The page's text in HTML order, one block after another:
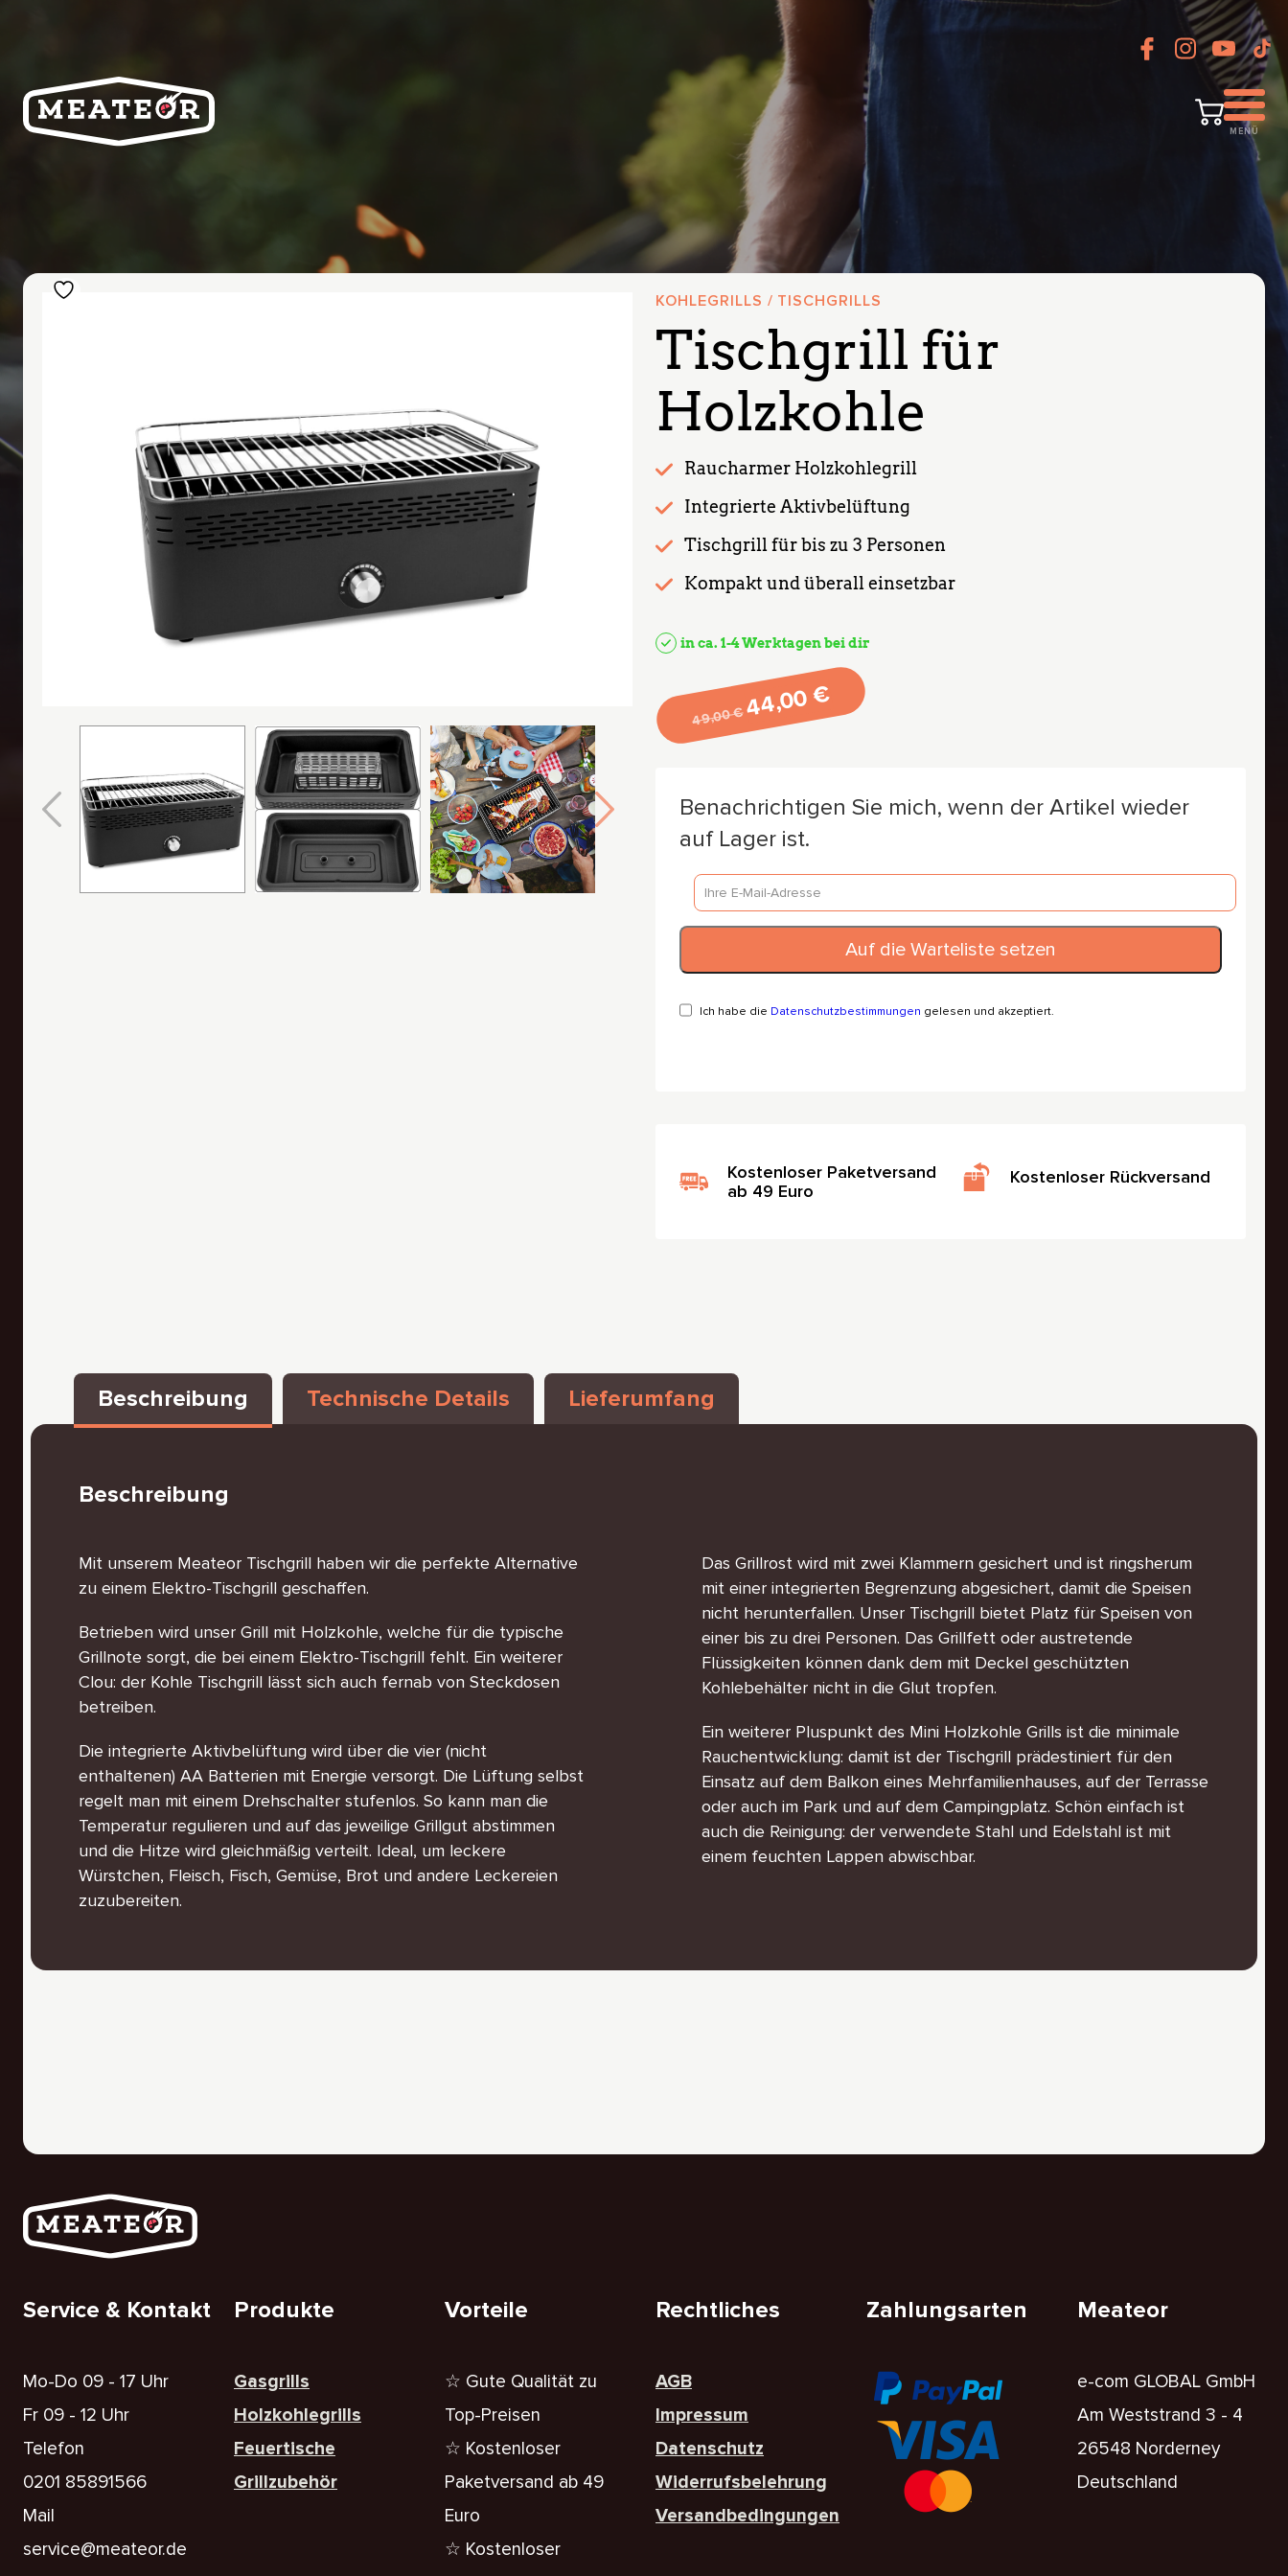
MENÜ
KOHLEGRILLS / TISCHGRILLS
Tischgrill für
Holzkohle
Raucharmer Holzkohlegrill
Integrierte Aktivbelüftung
Tischgrill für bis zu 3 Personen
Kompakt und überall einsetzbar
in ca. 1-4 Werktagen bei dir
49,00€ Ursprünglicher Preis war: 49,00 €
44,00€
Aktueller Preis ist: 44,00 €.
Benachrichtigen Sie mich, wenn der Artikel wieder
auf Lager ist.
Ich habe die Datenschutzbestimmungen gelesen und akzeptiert.
Kostenloser Paketversand
ab 49 Euro
Kostenloser Rückversand
Beschreibung Technische Details Lieferumfang
Beschreibung
Mit unserem Meateor Tischgrill haben wir die perfekte Alternative
zu einem Elektro-Tischgrill geschaffen.
Betrieben wird unser Grill mit Holzkohle, welche für die typische
Grillnote sorgt, die bei einem Elektro-Tischgrill fehlt. Ein weiterer
Clou: der Kohle Tischgrill lässt sich auch fernab von Steckdosen
betreiben.
Die integrierte Aktivbelüftung wird über die vier (nicht
enthaltenen) AA Batterien mit Energie versorgt. Die Lüftung selbst
regelt man mit einem Drehschalter stufenlos. So kann man die
Temperatur regulieren und auf das jeweilige Grillgut abstimmen
und die Hitze wird gleichmäßig verteilt. Ideal, um leckere
Würstchen, Fleisch, Fisch, Gemüse, Brot und andere Leckereien
zuzubereiten.
Das Grillrost wird mit zwei Klammern gesichert und ist ringsherum
mit einer integrierten Begrenzung abgesichert, damit die Speisen
nicht herunterfallen. Unser Tischgrill bietet Platz für Speisen von
einer bis zu drei Personen. Das Grillfett oder austretende
Flüssigkeiten können dank dem mit Deckel geschützten
Kohlebehälter nicht in die Glut tropfen.
Ein weiterer Pluspunkt des Mini Holzkohle Grills ist die minimale
Rauchentwicklung: damit ist der Tischgrill prädestiniert für den
Einsatz auf dem Balkon eines Mehrfamilienhauses, auf der Terrasse
oder auch im Park und auf dem Campingplatz. Schön einfach ist
auch die Reinigung: der verwendete Stahl und Edelstahl ist mit
einem feuchten Lappen abwischbar.
Service & Kontakt
Mo-Do 09 - 17 Uhr
Fr 09 - 12 Uhr
Telefon
0201 85891566
Mail
service@meateor.de
Produkte
Gasgrills
Holzkohlegrills
Feuertische
Grillzubehör
Vorteile
☆ Gute Qualität zu
Top-Preisen
☆ Kostenloser
Paketversand ab 49
Euro
☆ Kostenloser
Rechtliches
AGB
Impressum
Datenschutz
Widerrufsbelehrung
Versandbedingungen
Zahlungsarten Meateor
e-com GLOBAL GmbH
Am Weststrand 3 - 4
26548 Norderney
Deutschland